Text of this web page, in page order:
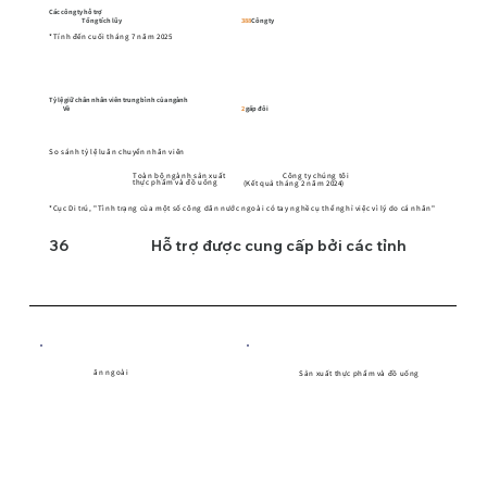
Các công ty hỗ trợ
Tổng tích lũy
388Công ty
*Tính đến cuối tháng 7 năm 2025
Tỷ lệ giữ chân nhân viên trung bình của ngành
Về
2gấp đôi
So sánh tỷ lệ luân chuyển nhân viên
Toàn bộ ngành sản xuất
thực phẩm và đồ uống
Công ty chúng tôi
(Kết quả tháng 2 năm 2024)
*Cục Di trú, "Tình trạng của một số công dân nước ngoài có tay nghề cụ thể nghỉ việc vì lý do cá nhân"
36 Hỗ trợ được cung cấp bởi các tỉnh
ăn ngoài Sản xuất thực phẩm và đồ uống